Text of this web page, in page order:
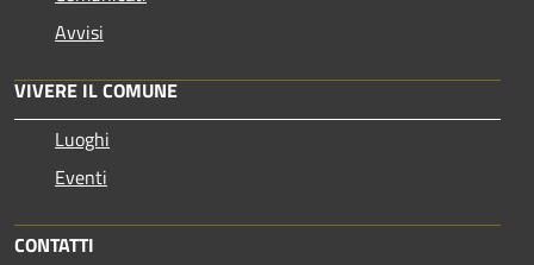
Avvisi
VIVERE IL COMUNE
Luoghi
Eventi
CONTATTI